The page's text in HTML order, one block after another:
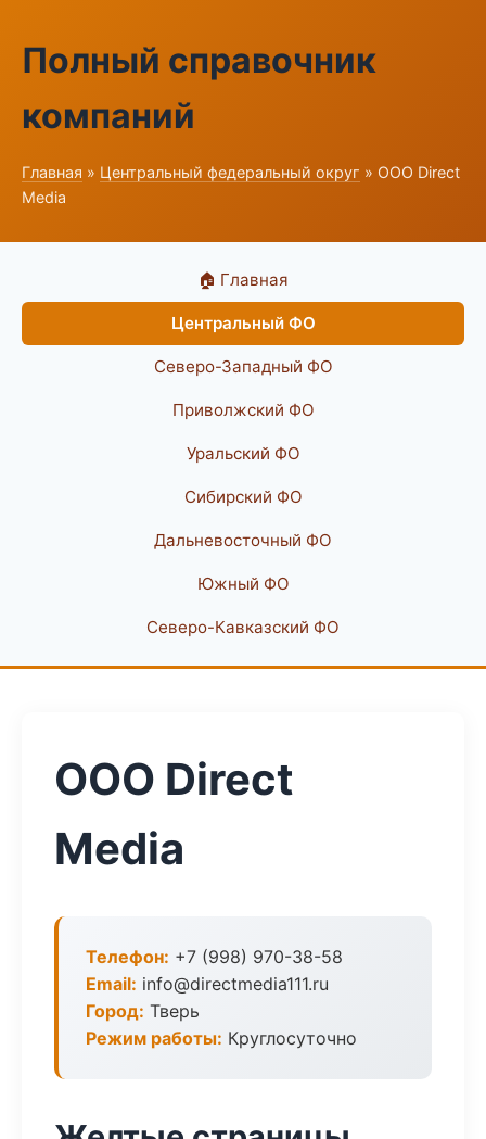
Полный справочник
компаний
Главная » Центральный федеральный округ » ООО Direct
Media
🏠 Главная
Центральный ФО
Северо-Западный ФО
Приволжский ФО
Уральский ФО
Сибирский ФО
Дальневосточный ФО
Южный ФО
Северо-Кавказский ФО
ООО Direct
Media
Телефон: +7 (998) 970-38-58
Email: info@directmedia111.ru
Город: Тверь
Режим работы: Круглосуточно